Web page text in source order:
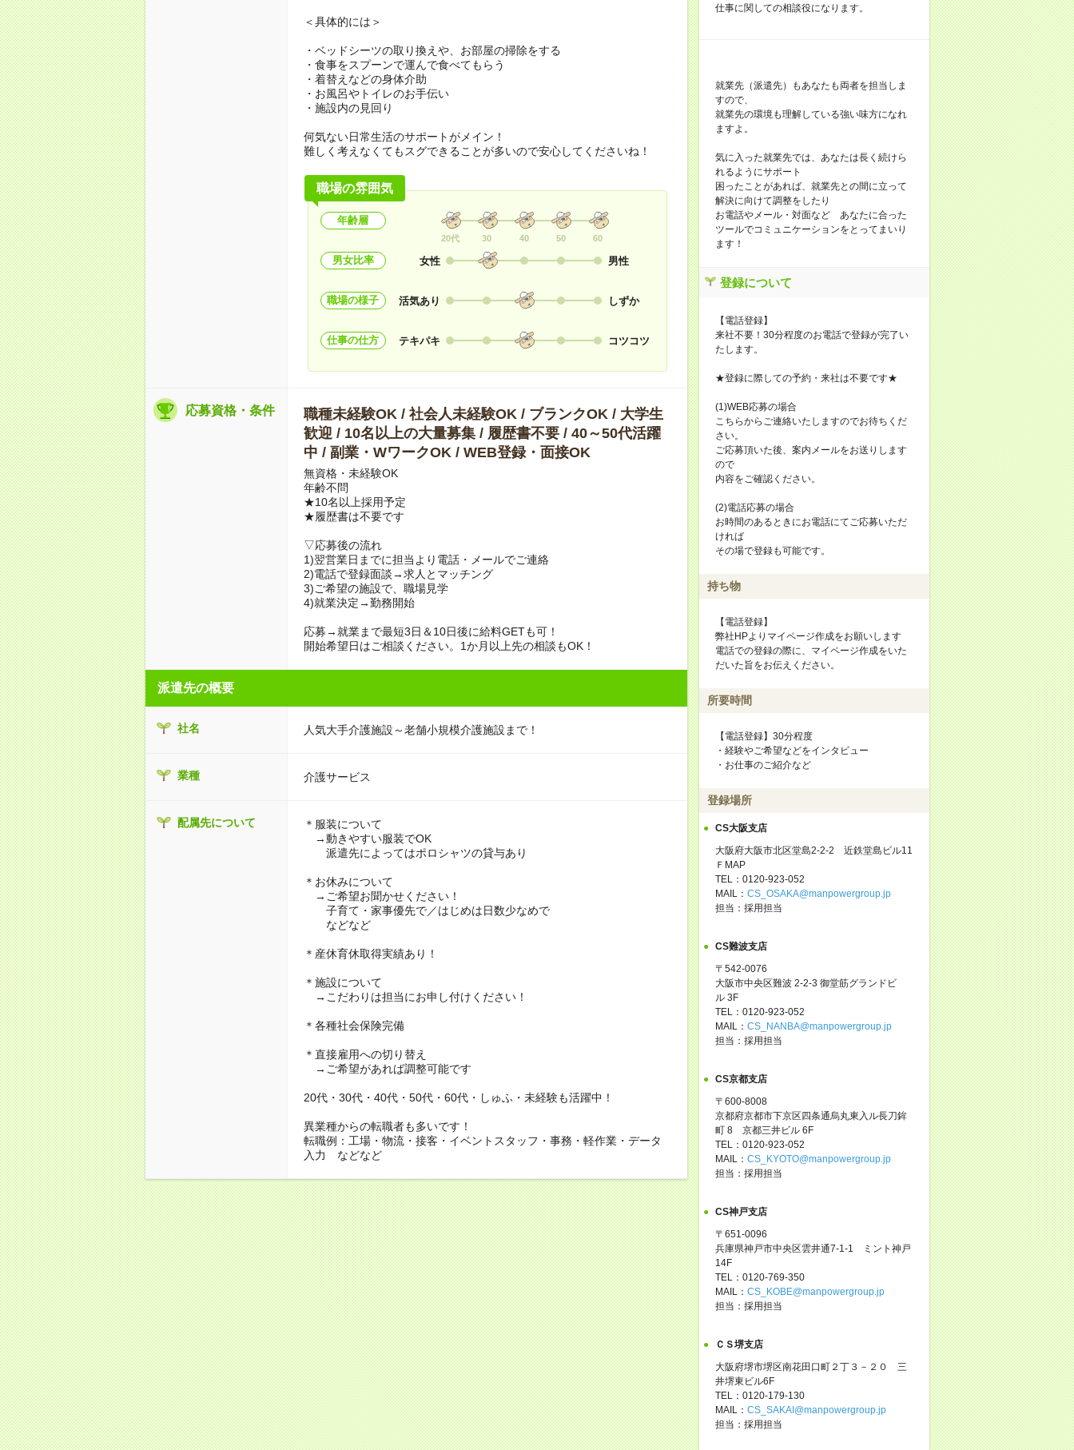
＜具体的には＞
・ベッドシーツの取り換えや、お部屋の掃除をする
・食事をスプーンで運んで食べてもらう
・着替えなどの身体介助
・お風呂やトイレのお手伝い
・施設内の見回り
何気ない日常生活のサポートがメイン！
難しく考えなくてもスグできることが多いので安心してくださいね！
職場の雰囲気
年齢層
20代 30 40 50 60
男女比率 女性 男性
職場の様子 活気あり しずか
仕事の仕方 テキパキ コツコツ
応募資格・条件
職種未経験OK / 社会人未経験OK / ブランクOK / 大学生
歓迎 / 10名以上の大量募集 / 履歴書不要 / 40～50代活躍
中 / 副業・WワークOK / WEB登録・面接OK
無資格・未経験OK
年齢不問
★10名以上採用予定
★履歴書は不要です
▽応募後の流れ
1)翌営業日までに担当より電話・メールでご連絡
2)電話で登録面談→求人とマッチング
3)ご希望の施設で、職場見学
4)就業決定→勤務開始
応募→就業まで最短3日＆10日後に給料GETも可！
開始希望日はご相談ください。1か月以上先の相談もOK！
派遣先の概要
社名 人気大手介護施設～老舗小規模介護施設まで！
業種 介護サービス
配属先について
＊服装について
→動きやすい服装でOK
派遣先によってはポロシャツの貸与あり
＊お休みについて
→ご希望お聞かせください！
子育て・家事優先で／はじめは日数少なめで
などなど
＊産休育休取得実績あり！
＊施設について
→こだわりは担当にお申し付けください！
＊各種社会保険完備
＊直接雇用への切り替え
→ご希望があれば調整可能です
20代・30代・40代・50代・60代・しゅふ・未経験も活躍中！
異業種からの転職者も多いです！
転職例：工場・物流・接客・イベントスタッフ・事務・軽作業・データ
入力 などなど
仕事に関しての相談役になります。
就業先（派遣先）もあなたも両者を担当しま
すので、
就業先の環境も理解している強い味方になれ
ますよ。
気に入った就業先では、あなたは長く続けら
れるようにサポート
困ったことがあれば、就業先との間に立って
解決に向けて調整をしたり
お電話やメール・対面など あなたに合った
ツールでコミュニケーションをとってまいり
ます！
登録について
【電話登録】
来社不要！30分程度のお電話で登録が完了い
たします。
★登録に際しての予約・来社は不要です★
(1)WEB応募の場合
こちらからご連絡いたしますのでお待ちくだ
さい。
ご応募頂いた後、案内メールをお送りします
ので
内容をご確認ください。
(2)電話応募の場合
お時間のあるときにお電話にてご応募いただ
ければ
その場で登録も可能です。
持ち物
【電話登録】
弊社HPよりマイページ作成をお願いします
電話での登録の際に、マイページ作成をいた
だいた旨をお伝えください。
所要時間
【電話登録】30分程度
・経験やご希望などをインタビュー
・お仕事のご紹介など
登録場所
CS大阪支店
大阪府大阪市北区堂島2-2-2 近鉄堂島ビル11
ＦMAP
TEL：0120-923-052
MAIL： CS_OSAKA@manpowergroup.jp
担当：採用担当
CS難波支店
〒542-0076
大阪市中央区難波 2-2-3 御堂筋グランドビ
ル 3F
TEL：0120-923-052
MAIL： CS_NANBA@manpowergroup.jp
担当：採用担当
CS京都支店
〒600-8008
京都府京都市下京区四条通烏丸東入ル長刀鉾
町 8 京都三井ビル 6F
TEL：0120-923-052
MAIL： CS_KYOTO@manpowergroup.jp
担当：採用担当
CS神戸支店
〒651-0096
兵庫県神戸市中央区雲井通7-1-1 ミント神戸
14F
TEL：0120-769-350
MAIL： CS_KOBE@manpowergroup.jp
担当：採用担当
ＣＳ堺支店
大阪府堺市堺区南花田口町２丁３－２０ 三
井堺東ビル6F
TEL：0120-179-130
MAIL： CS_SAKAI@manpowergroup.jp
担当：採用担当